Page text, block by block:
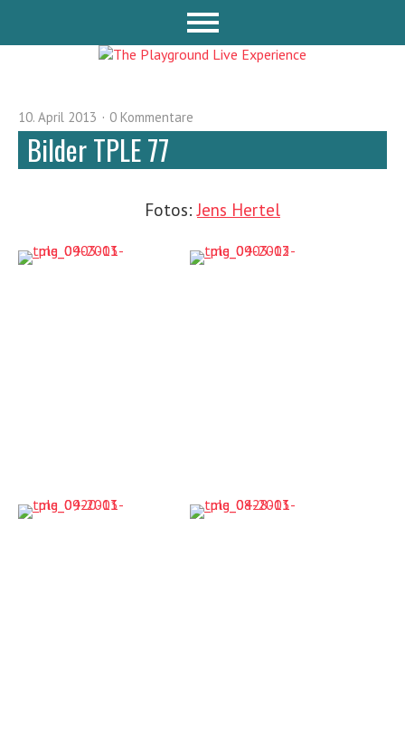
10. April 2013 0 Kommentare
Bilder TPLE 77
Fotos:Jens Hertel